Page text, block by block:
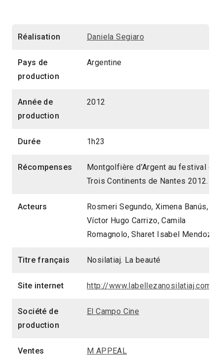
Réalisation Daniela Segiaro
Pays de
production
Argentine
Année de
production
2012
Durée 1h23
Récompenses
Montgolfière d’Argent au festival
Trois Continents de Nantes 2012.
Acteurs
Rosmeri Segundo, Ximena Banús,
Víctor Hugo Carrizo, Camila
Romagnolo, Sharet Isabel Mendoza
Titre français Nosilatiaj. La beauté
Site internet http://
Société de
production
El Campo Cine
Ventes M APPEAL